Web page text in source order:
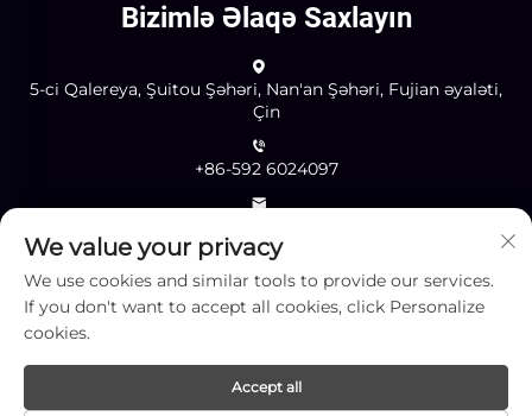
Bizimlə Əlaqə Saxlayın
5-ci Qalereya, Şuitou Şəhəri, Nan'an Şəhəri, Fujian əyaləti,
Çin
+86-592 6024097
Göndər
We value your privacy
We use cookies and similar tools to provide our services.
If you don't want to accept all cookies, click Personalize
cookies.
Accept all